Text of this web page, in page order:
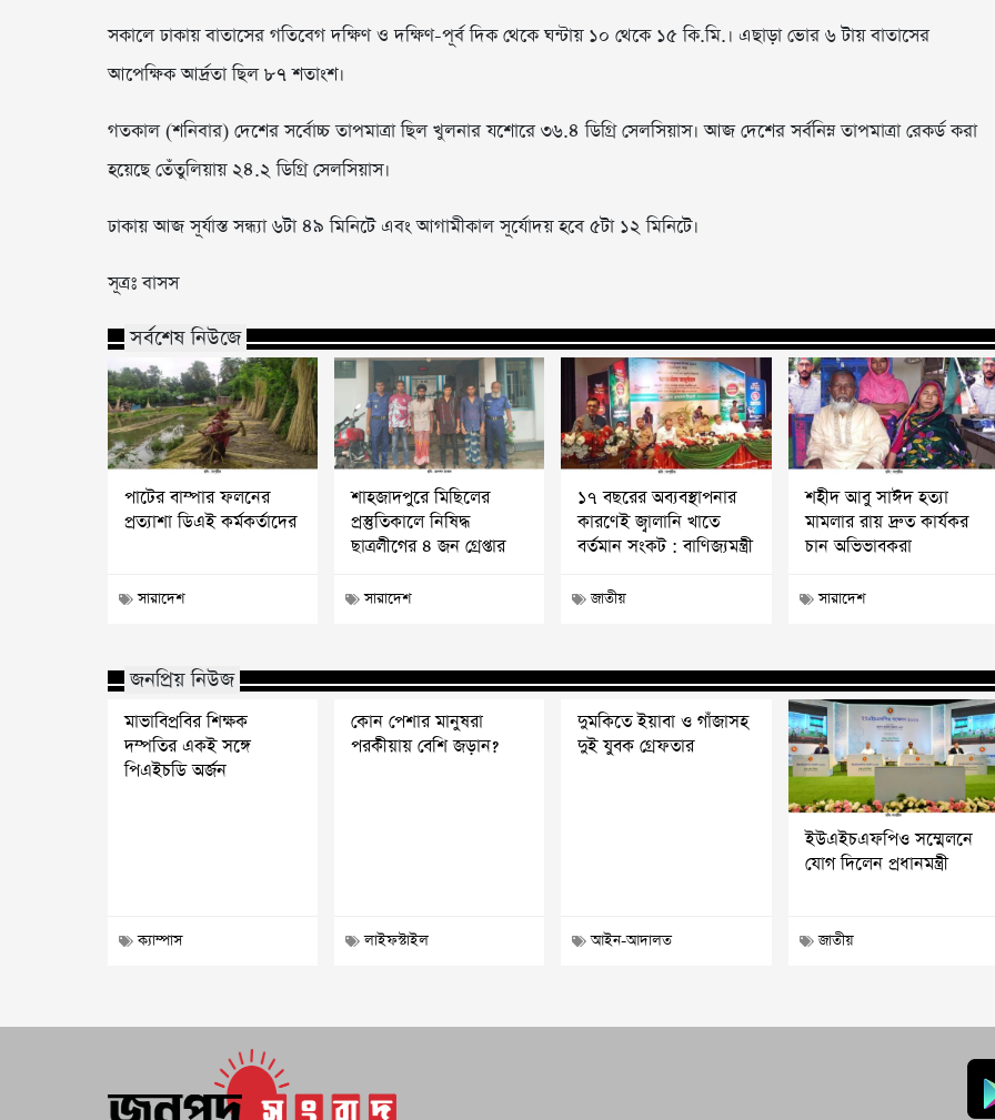
সকালে ঢাকায় বাতাসের গতিবেগ দক্ষিণ ও দক্ষিণ-পূর্ব দিক থেকে ঘন্টায় ১০ থেকে ১৫ কি.মি.। এছাড়া ভোর ৬ টায় বাতাসের
আপেক্ষিক আর্দ্রতা ছিল ৮৭ শতাংশ।
গতকাল (শনিবার) দেশের সর্বোচ্চ তাপমাত্রা ছিল খুলনার যশোরে ৩৬.৪ ডিগ্রি সেলসিয়াস। আজ দেশের সর্বনিম্ন তাপমাত্রা রেকর্ড করা
হয়েছে তেঁতুলিয়ায় ২৪.২ ডিগ্রি সেলসিয়াস।
ঢাকায় আজ সূর্যাস্ত সন্ধ্যা ৬টা ৪৯ মিনিটে এবং আগামীকাল সূর্যোদয় হবে ৫টা ১২ মিনিটে।
সূত্রঃ বাসস
সর্বশেষ নিউজে
পাটের বাম্পার ফলনের
প্রত্যাশা ডিএই কর্মকর্তাদের
সারাদেশ
শাহজাদপুরে মিছিলের
প্রস্তুতিকালে নিষিদ্ধ
ছাত্রলীগের ৪ জন গ্রেপ্তার
সারাদেশ
১৭ বছরের অব্যবস্থাপনার
কারণেই জ্বালানি খাতে
বর্তমান সংকট : বাণিজ্যমন্ত্রী
জাতীয়
শহীদ আবু সাঈদ হত্যা
মামলার রায় দ্রুত কার্যকর
চান অভিভাবকরা
সারাদেশ
জনপ্রিয় নিউজ
মাভাবিপ্রবির শিক্ষক
দম্পতির একই সঙ্গে
পিএইচডি অর্জন
ক্যাম্পাস
কোন পেশার মানুষরা
পরকীয়ায় বেশি জড়ান?
লাইফস্টাইল
দুমকিতে ইয়াবা ও গাঁজাসহ
দুই যুবক গ্রেফতার
আইন-আদালত
ইউএইচএফপিও সম্মেলনে
যোগ দিলেন প্রধানমন্ত্রী
জাতীয়